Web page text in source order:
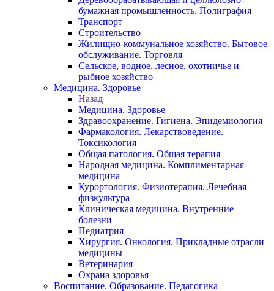
бумажная промышленность. Полиграфия
Транспорт
Строительство
Жилищно-коммунальное хозяйство. Бытовое
обслуживание. Торговля
Сельское, водное, лесное, охотничье и
рыбное хозяйство
Медицина. Здоровье
Назад
Медицина. Здоровье
Здравоохранение. Гигиена. Эпидемиология
Фармакология. Лекарствоведение.
Токсикология
Общая патология. Общая терапия
Народная медицина. Комплиментарная
медицина
Курортология. Физиотерапия. Лечебная
физкультура
Клиническая медицина. Внутренние
болезни
Педиатрия
Хирургия. Онкология. Прикладные отрасли
медицины
Ветеринария
Охрана здоровья
Воспитание. Образование. Педагогика